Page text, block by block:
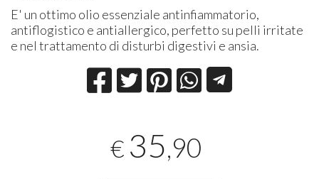
E' un ottimo olio essenziale antinfiammatorio,
antiflogistico e antiallergico, perfetto su pelli irritate
e nel trattamento di disturbi digestivi e ansia.
€ 35,90